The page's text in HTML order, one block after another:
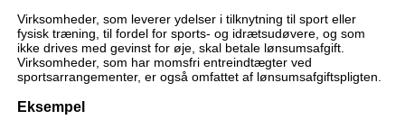
Virksomheder, som leverer ydelser i tilknytning til sport eller
fysisk træning, til fordel for sports- og idrætsudøvere, og som
ikke drives med gevinst for øje, skal betale lønsumsafgift.
Virksomheder, som har momsfri entreindtægter ved
sportsarrangementer, er også omfattet af lønsumsafgiftspligten.
Eksempel